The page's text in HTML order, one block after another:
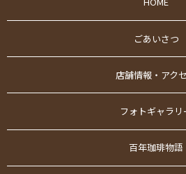
ごあいさつ
店舗情報・アク
フォトギャラリ
百年珈琲物語